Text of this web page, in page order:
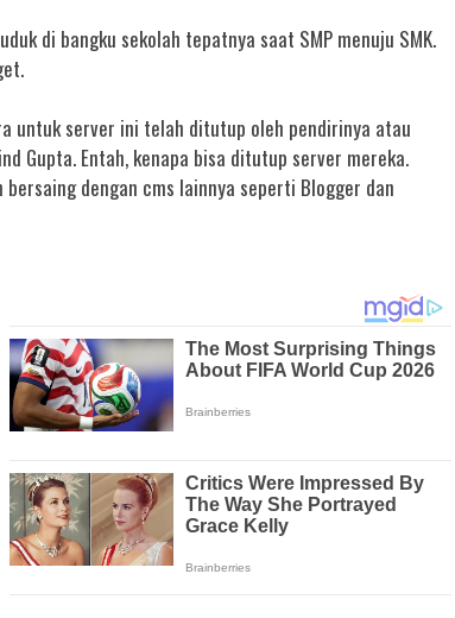
di bangku sekolah tepatnya saat SMP menuju SMK.
untuk server ini telah ditutup oleh pendirinya atau
Gupta. Entah, kenapa bisa ditutup server mereka.
dengan cms lainnya seperti Blogger dan